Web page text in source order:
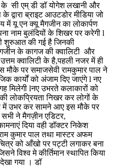
के सी एम् डी डॉ योगेश लखानी और
द्वारा ब्राइट आउटडोर मीडिया जो
में यू एन क्यू मैगजीन का लोकार्पण
नाम बुलंदियों के शिखर पर करेगी l
शुरुआत की गई है जिनकी
के कागज की क्वालिटी और
क्वालिटी के है,पहली नजर में ही
मौके पर समाजसेवी रामकुमार पाल ने
कार्यों को अंजाम दिए जाएंगे l नए
मिलेगी lनए उभरते कलाकारों को
लोकप्रियता निखर कर लोगों के
उभर कर सामने आए इस मौके पर
ने मैगज़ीन एडिटर,
दिया वही डॉक्टर निकेश
कुमार पाल तथा मास्टर अफम
को आँखो पर पट्टी लगाकर बना
विश्व मे कीर्तिमान स्थापित किया
गया । डॉ